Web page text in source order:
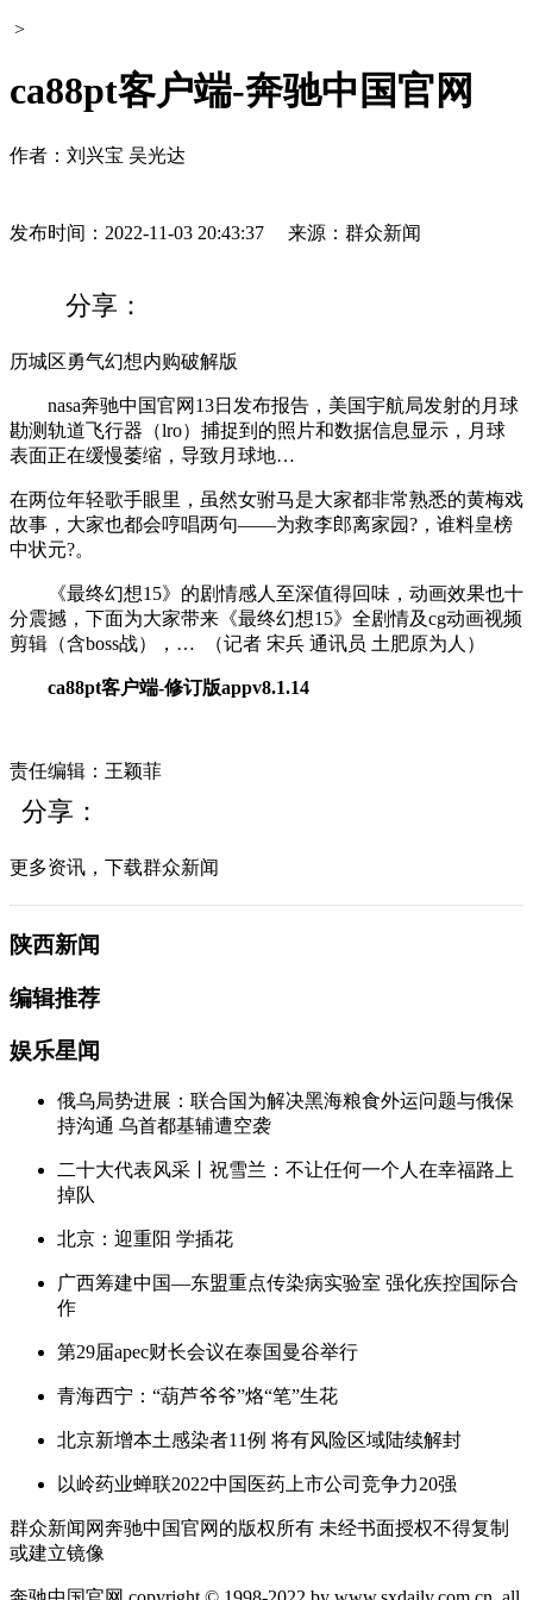
>
ca88pt客户端-奔驰中国官网
作者：刘兴宝 吴光达
发布时间：2022-11-03 20:43:37 来源：群众新闻
分享：
历城区勇气幻想内购破解版
nasa奔驰中国官网13日发布报告，美国宇航局发射的月球
勘测轨道飞行器（lro）捕捉到的照片和数据信息显示，月球
表面正在缓慢萎缩，导致月球地…
在两位年轻歌手眼里，虽然女驸马是大家都非常熟悉的黄梅戏
故事，大家也都会哼唱两句——为救李郎离家园?，谁料皇榜
中状元?。
《最终幻想15》的剧情感人至深值得回味，动画效果也十
分震撼，下面为大家带来《最终幻想15》全剧情及cg动画视频
剪辑（含boss战），…
（记者 宋兵 通讯员 土肥原为人 ）
ca88pt客户端-修订版appv8.1.14
责任编辑：王颖菲
分享：
更多资讯，下载群众新闻
陕西新闻
编辑推荐
娱乐星闻
俄乌局势进展：联合国为解决黑海粮食外运问题与俄保
持沟通 乌首都基辅遭空袭
二十大代表风采丨祝雪兰：不让任何一个人在幸福路上
掉队
北京：迎重阳 学插花
广西筹建中国—东盟重点传染病实验室 强化疾控国际合
作
第29届apec财长会议在泰国曼谷举行
青海西宁：“葫芦爷爷”烙“笔”生花
北京新增本土感染者11例 将有风险区域陆续解封
以岭药业蝉联2022中国医药上市公司竞争力20强
群众新闻网奔驰中国官网的版权所有 未经书面授权不得复制
或建立镜像